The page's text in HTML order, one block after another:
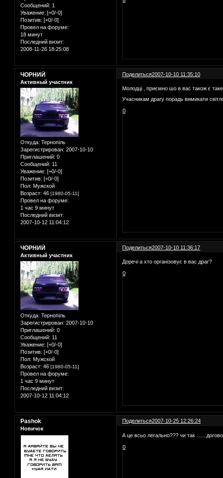
Сообщений: 1
Уважение: [+0/-0]
Позитив: [+0/-0]
Провел на форуме:
18 минут
Последний визит:
2008-11-26 18:25:08
Поделиться2007-10-10 11:35:10
ЧОРНИЙ
Активный участник
Откуда: Тернопіль
Зарегистрирован: 2007-10-10
Приглашений: 0
Сообщений: 11
Уважение: [+0/-0]
Позитив: [+0/-0]
Пол: Мужской
Возраст: 46 [1980-05-11]
Провел на форуме:
1 час 9 минут
Последний визит:
2007-10-12 11:04:12
Молодці , приємно шо в вас також є
Учасникам драгу порадь вимикати
0
Поделиться2007-10-10 11:36:17
ЧОРНИЙ
Активный участник
Откуда: Тернопіль
Зарегистрирован: 2007-10-10
Приглашений: 0
Сообщений: 11
Уважение: [+0/-0]
Позитив: [+0/-0]
Пол: Мужской
Возраст: 46 [1980-05-11]
Провел на форуме:
1 час 9 минут
Последний визит:
2007-10-12 11:04:12
Доречі а хто організовує в вас драг?
0
Поделиться2007-10-25 12:26:24
Pashok
Новичок
А це всьо легально??? чи так
0